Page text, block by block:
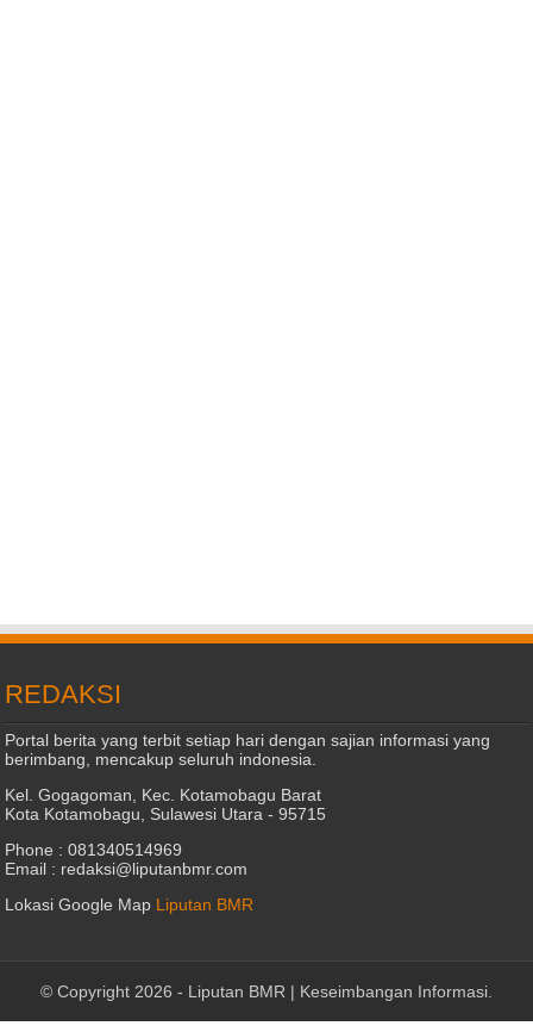
REDAKSI
Portal berita yang terbit setiap hari dengan sajian informasi yang
berimbang, mencakup seluruh indonesia.
Kel. Gogagoman, Kec. Kotamobagu Barat
Kota Kotamobagu, Sulawesi Utara - 95715
Phone : 081340514969
Email : redaksi@liputanbmr.com
Lokasi Google Map Liputan BMR
© Copyright 2026 - Liputan BMR | Keseimbangan Informasi.